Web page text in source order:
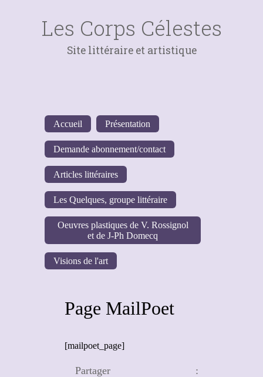
Les Corps Célestes
Site littéraire et artistique
Accueil Présentation
Demande abonnement/contact
Articles littéraires
Les Quelques, groupe littéraire
Oeuvres plastiques de V. Rossignol
et de J-Ph Domecq
Visions de l'art
Page MailPoet
[mailpoet_page]
Partager :